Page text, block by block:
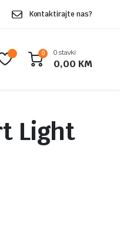
Kontaktirajte nas?
0 0 stavki
0,00 KM
Light